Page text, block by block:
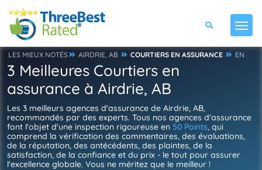
LES MIEUX NOTÉS AIRDRIE, AB COURTIERS EN ASSURANCE EN
3 Meilleures Courtiers en
assurance à Airdrie, AB
Les 3 meilleurs agences d'assurance de Airdrie, AB,
recommandés par des experts. Tous nos agences d'assurance
font l'objet d'une inspection rigoureuse en 50 Points, qui
comprend la vérification des commentaires, des évaluations,
de la réputation, des antécédents, des plaintes, de la
satisfaction, de la confiance et du prix - le tout pour assurer
l'excellence globale. Vous ne méritez que le meilleur !